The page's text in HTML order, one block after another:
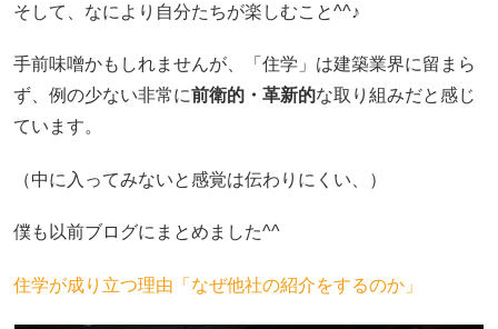
そして、なにより自分たちが楽しむこと^^♪
手前味噌かもしれませんが、「住学」は建築業界に留まら
ず、例の少ない非常に前衛的・革新的な取り組みだと感じ
ています。
（中に入ってみないと感覚は伝わりにくい、）
僕も以前ブログにまとめました^^
住学が成り立つ理由「なぜ他社の紹介をするのか」